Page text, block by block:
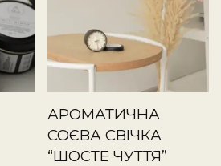
АРОМАТИЧНА
СОЄВА СВІЧКА
“ШОСТЕ ЧУТТЯ”